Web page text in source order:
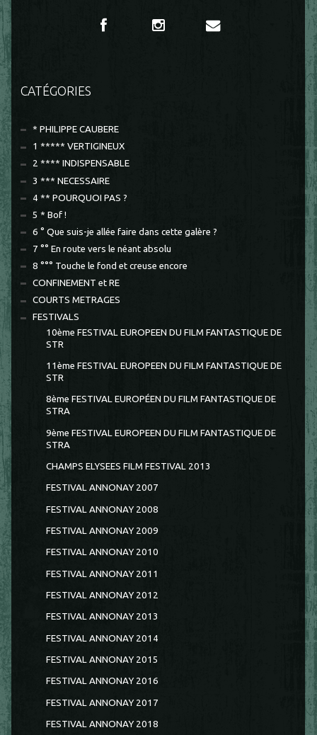
CATÉGORIES
* PHILIPPE CAUBERE
1 ***** VERTIGINEUX
2 **** INDISPENSABLE
3 *** NECESSAIRE
4 ** POURQUOI PAS ?
5 * Bof !
6 ° Que suis-je allée faire dans cette galère ?
7 °° En route vers le néant absolu
8 °°° Touche le fond et creuse encore
CONFINEMENT et RE
COURTS METRAGES
FESTIVALS
10ème FESTIVAL EUROPEEN DU FILM FANTASTIQUE DE
STR
11ème FESTIVAL EUROPEEN DU FILM FANTASTIQUE DE
STR
8ème FESTIVAL EUROPÉEN DU FILM FANTASTIQUE DE
STRA
9ème FESTIVAL EUROPEEN DU FILM FANTASTIQUE DE
STRA
CHAMPS ELYSEES FILM FESTIVAL 2013
FESTIVAL ANNONAY 2007
FESTIVAL ANNONAY 2008
FESTIVAL ANNONAY 2009
FESTIVAL ANNONAY 2010
FESTIVAL ANNONAY 2011
FESTIVAL ANNONAY 2012
FESTIVAL ANNONAY 2013
FESTIVAL ANNONAY 2014
FESTIVAL ANNONAY 2015
FESTIVAL ANNONAY 2016
FESTIVAL ANNONAY 2017
FESTIVAL ANNONAY 2018